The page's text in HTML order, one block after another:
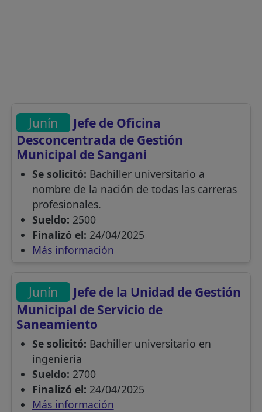
Junín
Jefe de Oficina
Desconcentrada de Gestión
Municipal de Sangani
Se solicitó: Bachiller universitario a
nombre de la nación de todas las carreras
profesionales.
Sueldo: 2500
Finalizó el: 24/04/2025
Más información
Junín
Jefe de la Unidad de Gestión
Municipal de Servicio de
Saneamiento
Se solicitó: Bachiller universitario en
ingeniería
Sueldo: 2700
Finalizó el: 24/04/2025
Más información